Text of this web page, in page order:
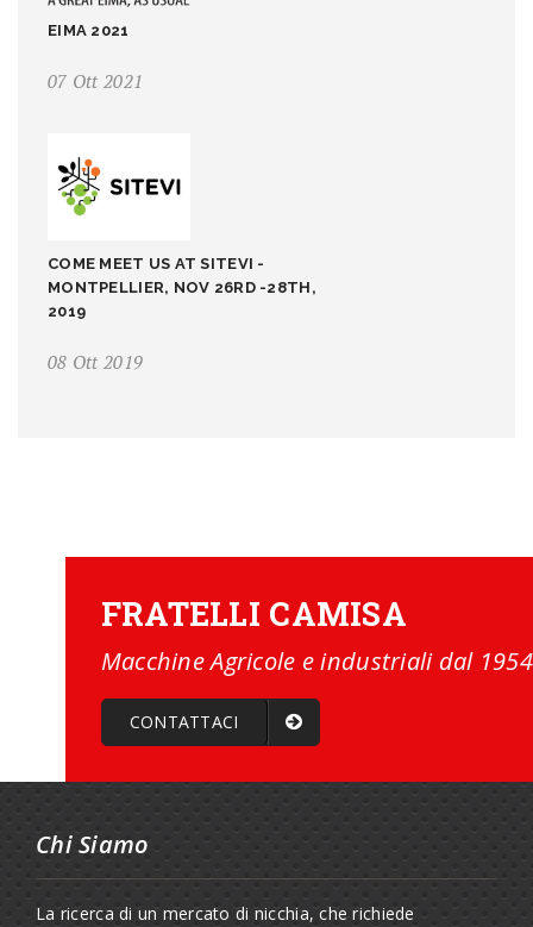
EIMA 2021
07 Ott 2021
COME MEET US AT SITEVI -
MONTPELLIER, NOV 26RD -28TH,
2019
08 Ott 2019
FRATELLI CAMISA
Macchine Agricole e industriali dal 1954
CONTATTACI
Chi Siamo
La ricerca di un mercato di nicchia, che richiede